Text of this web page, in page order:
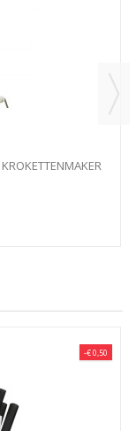
-€ 0,50